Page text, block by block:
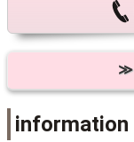
information